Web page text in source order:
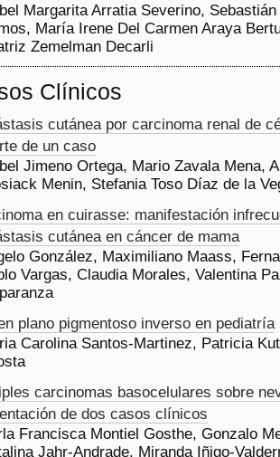
Margarita Arratia Severino,
María Irene Del Carmen Araya
Zemelman Decarli
Clínicos
cutánea por carcinoma renal de
de un caso
Jimeno Ortega, Mario Zavala Mena,
Menin, Stefania Toso Díaz de la
en cuirasse: manifestación
cutánea en cáncer de mama
González, Maximiliano Maass,
Vargas, Claudia Morales, Valentina
plano pigmentoso inverso en pediatría
Carolina Santos-Martinez, Patricia
carcinomas basocelulares sobre
de dos casos clínicos
Francisca Montiel Gosthe, Gonzalo
Jahr-Andrade, Miranda Iñigo-